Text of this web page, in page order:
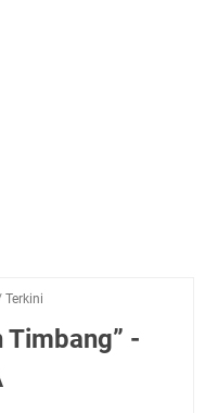
Terkini
Timbang” -